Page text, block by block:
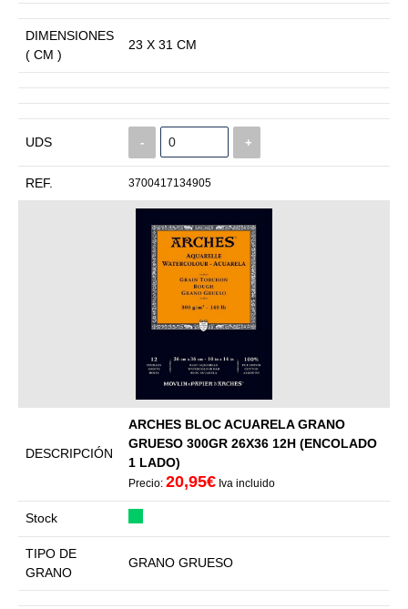
DIMENSIONES
( CM )
23 X 31 CM
UDS - +
REF. 3700417134905
DESCRIPCIÓN
ARCHES BLOC ACUARELA GRANO
GRUESO 300GR 26X36 12H (ENCOLADO
1 LADO)
Precio: 20,95€ Iva incluido
Stock
TIPO DE
GRANO
GRANO GRUESO